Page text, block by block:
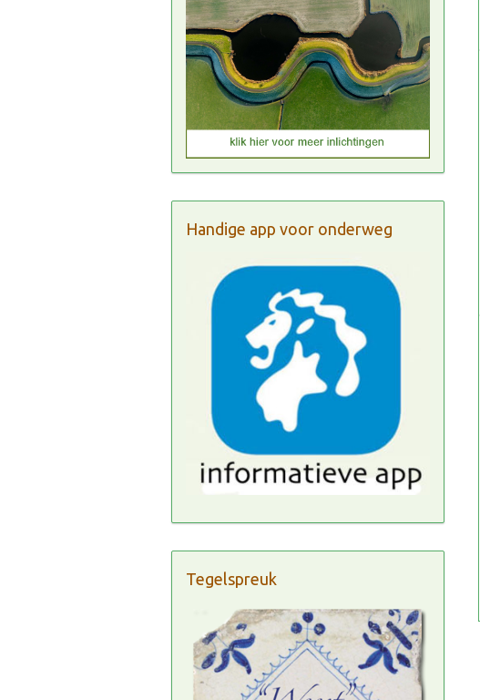
Handige app voor onderweg
Tegelspreuk